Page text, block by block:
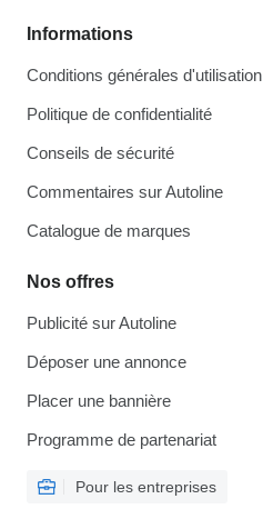
Informations
Conditions générales d'utilisation
Politique de confidentialité
Conseils de sécurité
Commentaires sur Autoline
Catalogue de marques
Nos offres
Publicité sur Autoline
Déposer une annonce
Placer une bannière
Programme de partenariat
Pour les entreprises